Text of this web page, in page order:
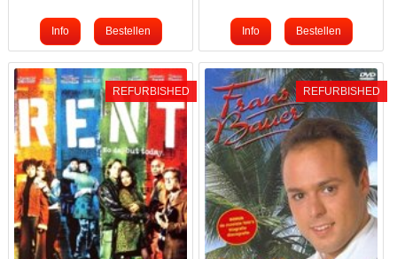
REFURBISHED REFURBISHED